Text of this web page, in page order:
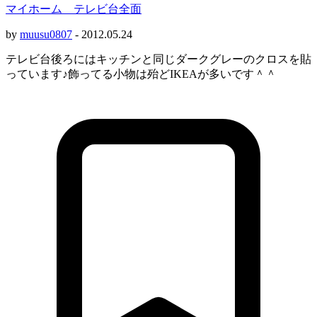
マイホーム テレビ台全面
by muusu0807 - 2012.05.24
テレビ台後ろにはキッチンと同じダークグレーのクロスを貼
っています♪飾ってる小物は殆どIKEAが多いです＾＾